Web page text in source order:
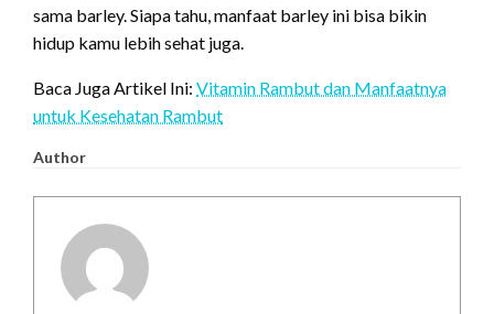
sama barley. Siapa tahu, manfaat barley ini bisa bikin
hidup kamu lebih sehat juga.
Baca Juga Artikel Ini: Vitamin Rambut dan Manfaatnya
untuk Kesehatan Rambut
Author